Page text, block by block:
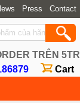
Press Contact
TRÊN 5TR
Cart